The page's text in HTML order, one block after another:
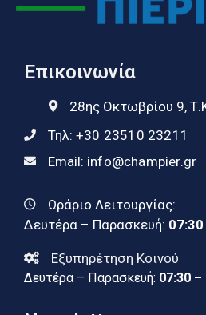
Επικοινωνία
28ης Οκτωβρίου 9,
Τηλ: +30 23510 23211
Email: info@champier.gr
Ωράριο Λειτουργίας:
Δευτέρα – Παρασκευή:
Εξυπηρέτηση Κοινού
Δευτέρα – Παρασκευή: 07:30 –